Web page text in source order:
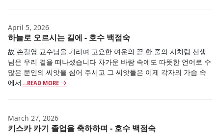
April 5, 2026
하늘로 오르시는 길에 - 호수 백점숙
故 손길영 교수님을 기리며 고요한 여운의 끝 한 줄의 시처럼 선생
님은 우리 곁을 떠나셨습니다 차가운 바람 속에도 따뜻한 언어로 수
많은 문인의 씨앗을 심어 주시고 그 씨앗들은 이제 각자의 가슴 속
에서 ...READ MORE
March 27, 2026
키스카 카기 졸업을 축하하며 - 호수 백점숙